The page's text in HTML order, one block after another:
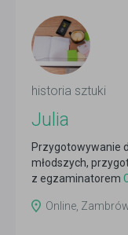
historia sztuki
Julia
Przygotowywanie
młodszych,
z egzaminatorem
Online,